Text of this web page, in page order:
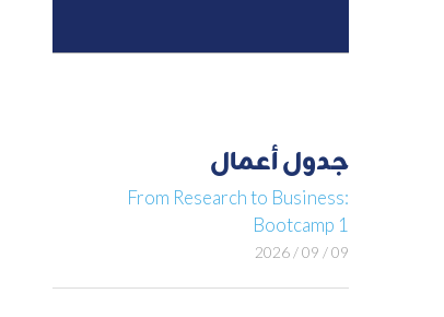
جدول أعمال
From Research to Business:
Bootcamp 1
09 / 09 / 2026